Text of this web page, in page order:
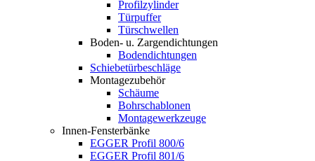
Profilzylinder
Türpuffer
Türschwellen
Boden- u. Zargendichtungen
Bodendichtungen
Schiebetürbeschläge
Montagezubehör
Schäume
Bohrschablonen
Montagewerkzeuge
Innen-Fensterbänke
EGGER Profil 800/6
EGGER Profil 801/6